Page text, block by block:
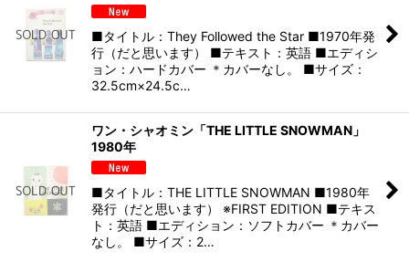
■タイトル：They Followed the Star ■1970年発
行（だと思います） ■テキスト：英語 ■エディシ
ョン：ハードカバー ＊カバーなし。 ■サイズ：
32.5cm×24.5c…
ワン・シャオミン「THE LITTLE SNOWMAN」
1980年
■タイトル：THE LITTLE SNOWMAN ■1980年
発行（だと思います） ※FIRST EDITION ■テキス
ト：英語 ■エディション：ソフトカバー ＊カバー
なし。 ■サイズ：2…